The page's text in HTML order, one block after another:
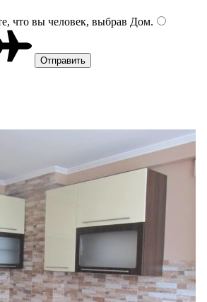
что вы человек, выбрав Дом.